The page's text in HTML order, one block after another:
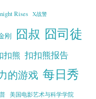
Rises X战警
刚 囧叔 囧司徒
扣熊 扣扣熊报告
的游戏 每日秀
美国电影艺术与科学学院